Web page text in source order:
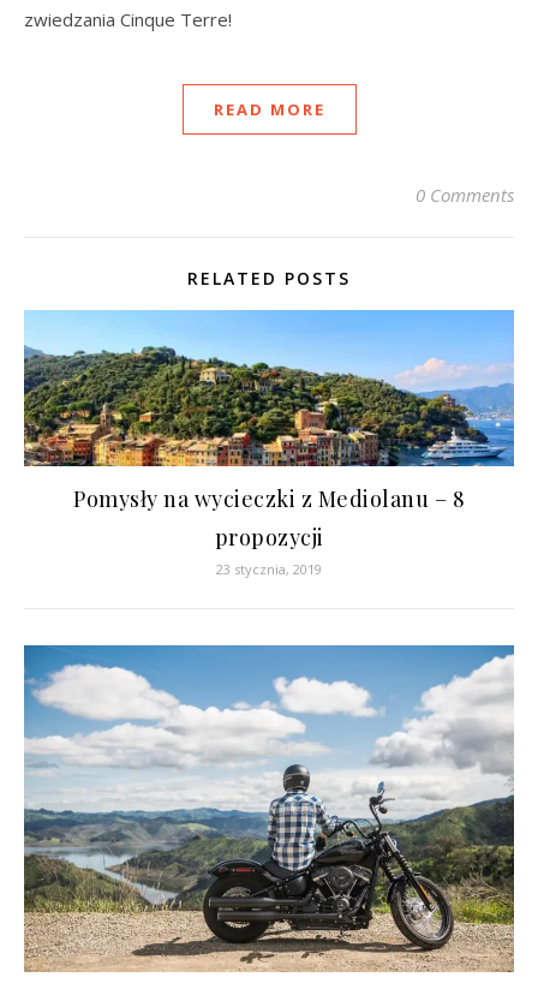
zwiedzania Cinque Terre!
READ MORE
0 Comments
RELATED POSTS
Pomysły na wycieczki z Mediolanu – 8
propozycji
23 stycznia, 2019